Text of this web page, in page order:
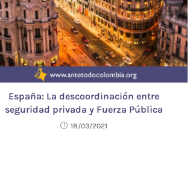
España: La descoordinación entre
seguridad privada y Fuerza Pública
18/03/2021